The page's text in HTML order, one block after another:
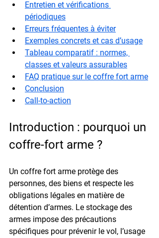
Entretien et vérifications
périodiques
Erreurs fréquentes à éviter
Exemples concrets et cas d’usage
Tableau comparatif : normes,
classes et valeurs assurables
FAQ pratique sur le coffre fort arme
Conclusion
Call-to-action
Introduction : pourquoi un
coffre-fort arme ?
Un coffre fort arme protège des
personnes, des biens et respecte les
obligations légales en matière de
détention d’armes. Le stockage des
armes impose des précautions
spécifiques pour prévenir le vol, l’usage